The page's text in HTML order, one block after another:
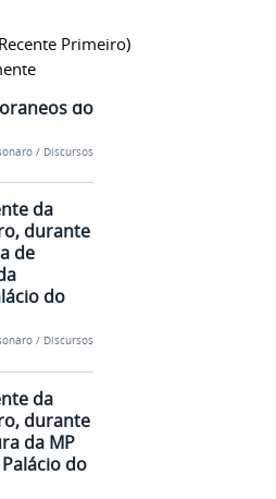
Primeiro)
da
durante
de
do
/ Discursos
da
durante
de
do
/ Discursos
da
durante
da MP
do